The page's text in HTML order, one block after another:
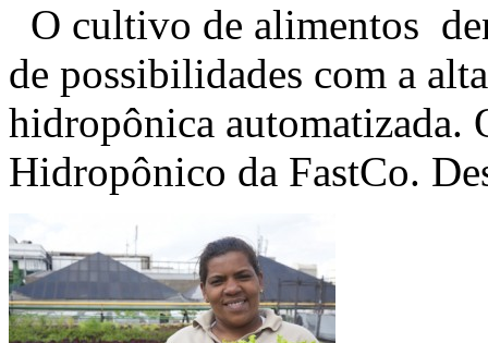
O cultivo de alimentos
de possibilidades com a
hidropônica automatizada.
Hidropônico da FastCo.